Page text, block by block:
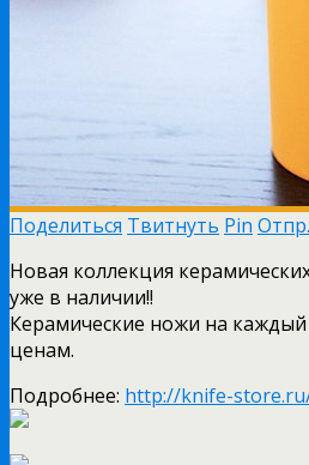
Поделиться Твитнуть Pin
Новая коллекция
уже в наличии!!
Керамические ножи на
ценам.
Подробнее: http://knife-